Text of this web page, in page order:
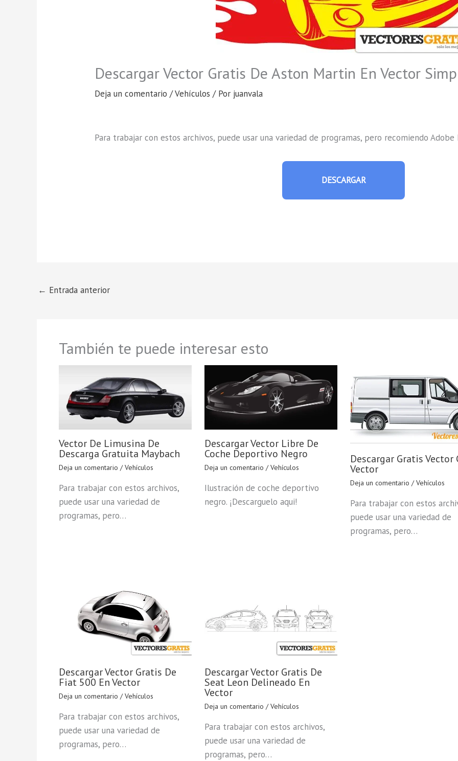
Descargar Vector Gratis De Aston Martin En Vector
Deja un comentario /Vehículos / Por juanvala
Para trabajar con estos archivos, puede usar una variedad de programas, pero recomiendo
DESCARGAR
← Entrada anterior
También te puede interesar esto
Vector De Limusina De
Descarga Gratuita Maybach
Deja un comentario /Vehículos
Para trabajar con estos archivos,
puede usar una variedad de
programas, pero…
Descargar Vector Libre De
Coche Deportivo Negro
Deja un comentario /Vehículos
Ilustración de coche deportivo
negro. ¡Descarguelo aqui!
Descargar Gratis Vector
Vector
Deja un comentario /Vehículos
Para trabajar con estos
puede usar una variedad de
programas, pero…
Descargar Vector Gratis De
Fiat 500 En Vector
Deja un comentario /Vehículos
Para trabajar con estos archivos,
puede usar una variedad de
programas, pero…
Descargar Vector Gratis De
Seat Leon Delineado En
Vector
Deja un comentario /Vehículos
Para trabajar con estos archivos,
puede usar una variedad de
programas, pero…